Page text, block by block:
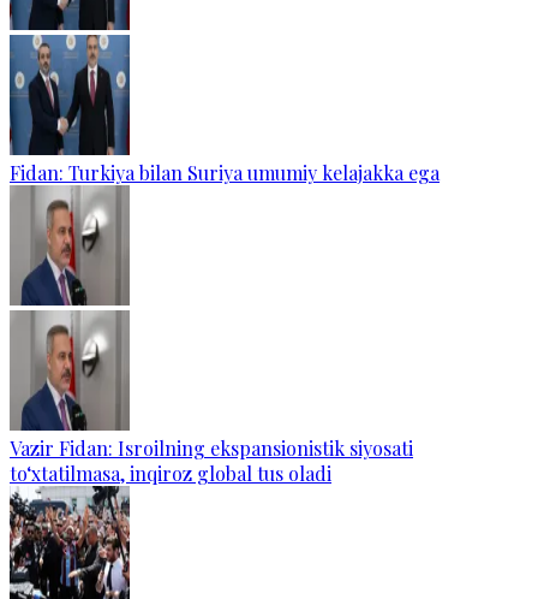
Fidan: Turkiya bilan Suriya umumiy kelajakka ega
Vazir Fidan: Isroilning ekspansionistik siyosati
to‘xtatilmasa, inqiroz global tus oladi